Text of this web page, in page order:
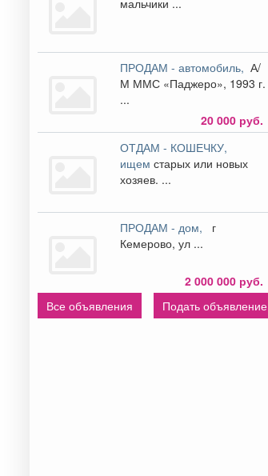
ПРОДАМ - автомобиль,А/
М ММС «Паджеро», 1993 г.
...
20 000 руб.
ОТДАМ - КОШЕЧКУ,
ищемстарых или новых
хозяев. ...
ПРОДАМ - дом,
г
Кемерово, ул ...
2 000 000 руб.
Все объявления
Подать объявление